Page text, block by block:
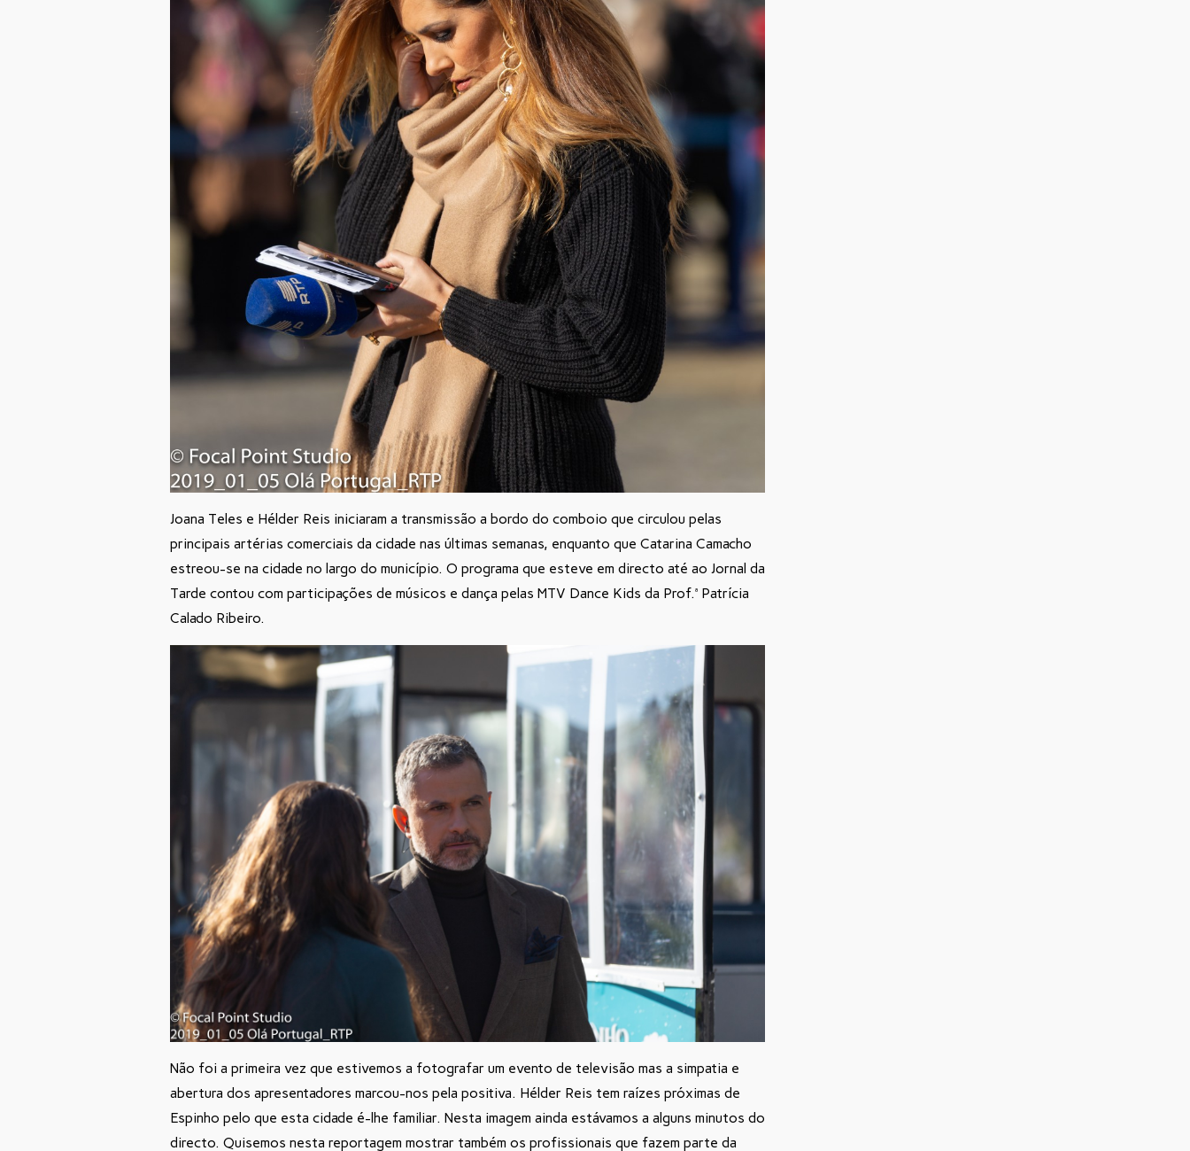
Joana Teles e Hélder Reis iniciaram a transmissão a bordo do comboio que circulou pelas
principais artérias comerciais da cidade nas últimas semanas, enquanto que Catarina Camacho
estreou-se na cidade no largo do município. O programa que esteve em directo até ao Jornal da
Tarde contou com participações de músicos e dança pelas MTV Dance Kids da Prof.ª Patrícia
Calado Ribeiro.
Não foi a primeira vez que estivemos a fotografar um evento de televisão mas a simpatia e
abertura dos apresentadores marcou-nos pela positiva. Hélder Reis tem raízes próximas de
Espinho pelo que esta cidade é-lhe familiar. Nesta imagem ainda estávamos a alguns minutos do
directo. Quisemos nesta reportagem mostrar também os profissionais que fazem parte da